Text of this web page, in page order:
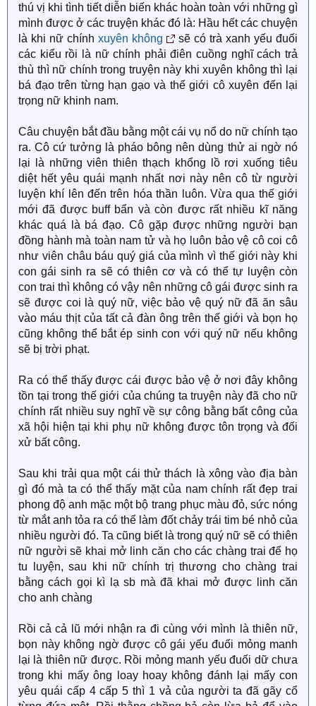
thú vị khi tình tiết diễn biến khác hoàn toàn với những gì
mình được ở các truyện khác đó là: Hầu hết các chuyện
là khi nữ chính xuyên không
sẽ có trà xanh yếu đuối
các kiểu rồi là nữ chính phải điên cuồng nghĩ cách trả
thù thì nữ chính trong truyện này khi xuyên không thì lại
bá đạo trên từng hạn gạo và thế giới cô xuyên đến lại
trọng nữ khinh nam.
Câu chuyện bắt đầu bằng một cái vụ nổ do nữ chính tạo
ra. Cô cứ tưởng là pháo bông nên dùng thử ai ngờ nó
lại là những viên thiên thạch khổng lồ rơi xuống tiêu
diệt hết yêu quái mạnh nhất nơi này nên cô từ người
luyện khí lên đến trên hóa thần luôn. Vừa qua thế giới
mới đã được buff bẩn và còn được rất nhiều kĩ năng
khác quá là bá đạo. Cô gặp được những người bạn
đồng hành mà toàn nam tử và họ luôn bảo vệ cô coi cô
như viên châu báu quý giá của mình vì thế giới này khi
con gái sinh ra sẽ có thiên cơ và có thể tự luyện còn
con trai thì không có vậy nên những cô gái được sinh ra
sẽ được coi là quý nữ, việc bảo vệ quý nữ đã ăn sâu
vào máu thịt của tất cả đàn ông trên thế giới và bọn họ
cũng không thể bắt ép sinh con với quý nữ nếu không
sẽ bị trời phạt.
Ra có thể thấy được cái được bảo vệ ở nơi đây không
tồn tại trong thế giới của chúng ta truyện này đã cho nữ
chính rất nhiều suy nghĩ về sự công bằng bất công của
xã hội hiện tại khi phụ nữ không được tôn trọng và đối
xử bất công.
Sau khi trải qua một cái thử thách là xông vào địa bàn
gì đó mà ta có thể thấy mặt của nam chính rất đẹp trai
phong độ anh mặc một bộ trang phục màu đỏ, sức nóng
từ mắt anh tỏa ra có thể làm đốt chảy trái tim bé nhỏ của
nhiều người đó. Ta cũng biết là trong quý nữ sẽ có thiên
nữ người sẽ khai mở linh căn cho các chàng trai để họ
tu luyện, sau khi nữ chính trị thương cho chàng trai
bằng cách gọi kì lạ sb mà đã khai mở được linh căn
cho anh chàng
Rồi cả cả lũ mới nhận ra đi cùng với mình là thiên nữ,
bọn này không ngờ được cô gái yếu đuối mỏng manh
lại là thiên nữ được. Rồi mỏng manh yếu đuối dữ chưa
trong khi mấy ông loay hoay không đánh lại mấy con
yêu quái cấp 4 cấp 5 thì 1 vả của người ta đã gãy cổ